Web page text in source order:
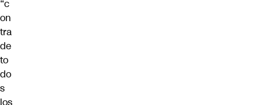
“c
on
tra
de
to
do
s